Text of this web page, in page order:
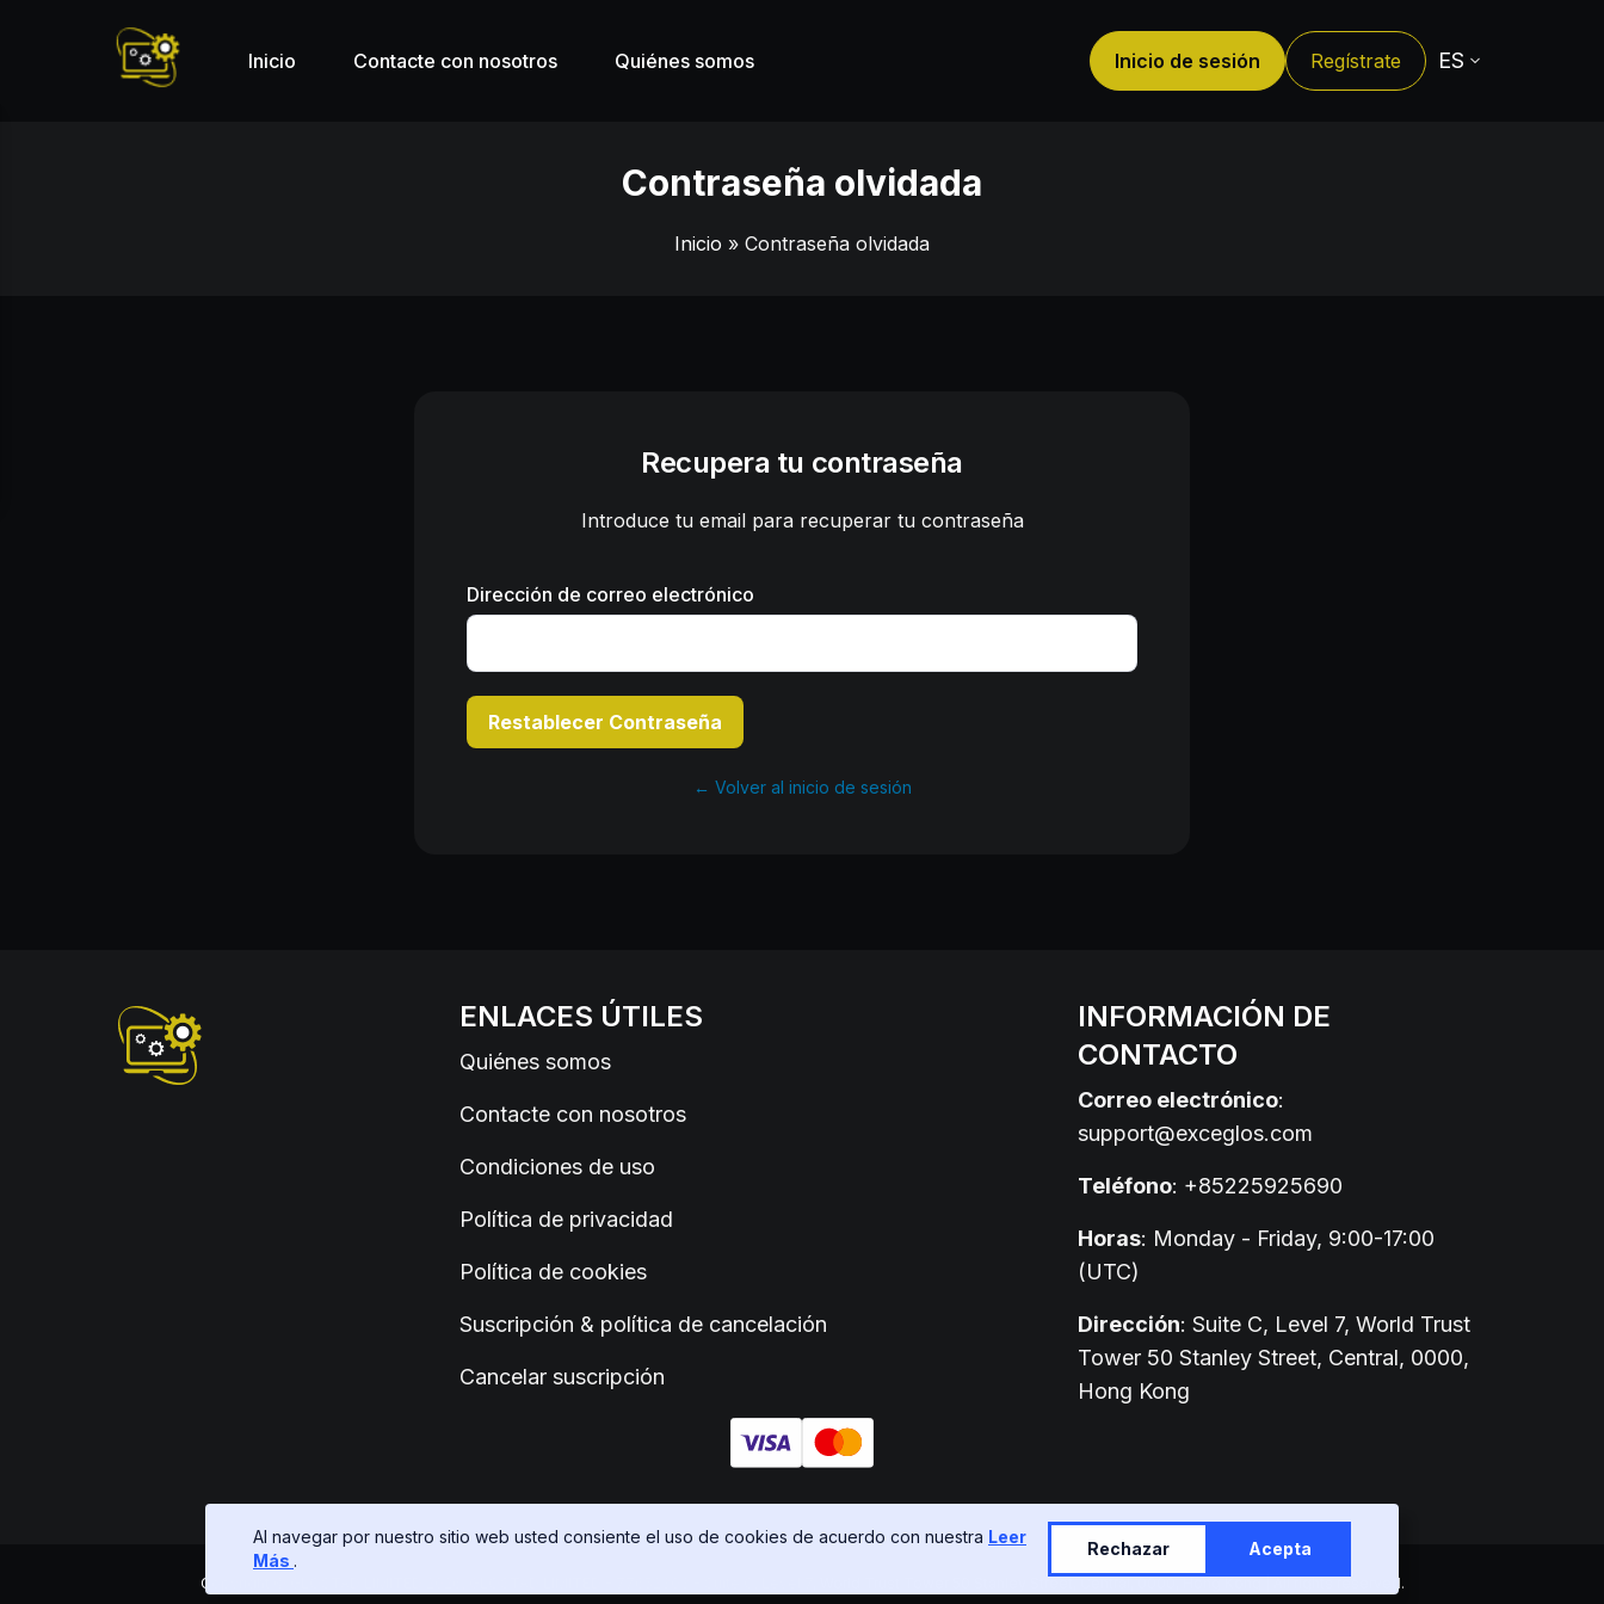
Inicio Contacte con nosotros Quiénes somos Inicio de sesión Regístrate ES
Contraseña olvidada
Inicio » Contraseña olvidada
Recupera tu contraseña
Introduce tu email para recuperar tu contraseña
Dirección de correo electrónico
Restablecer Contraseña
← Volver al inicio de sesión
ENLACES ÚTILES
Quiénes somos
Contacte con nosotros
Condiciones de uso
Política de privacidad
Política de cookies
Suscripción & política de cancelación
Cancelar suscripción
INFORMACIÓN DE
CONTACTO
Correo electrónico:
support@exceglos.com
Teléfono: +85225925690
Horas: Monday - Friday, 9:00-17:00
(UTC)
Dirección: Suite C, Level 7, World Trust
Tower 50 Stanley Street, Central, 0000,
Hong Kong
Copyright © GLOSTAD LIMITED 2026, GLOSTAD LIMITED - 77652303 - Suite C, Level 7, World Trust Tower 50 Stanley Street, Central, 0000, Hong Kong | All rights reserved.
Al navegar por nuestro sitio web usted consiente el uso de cookies de acuerdo con nuestra Leer
Más .
Rechazar Acepta